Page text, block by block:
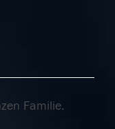
Familie.